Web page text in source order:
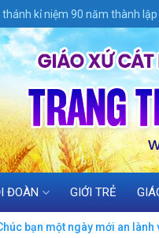
kỉ niệm 90 năm thành
ĐOÀN GIỚI TRẺ
bạn một ngày mới an lành